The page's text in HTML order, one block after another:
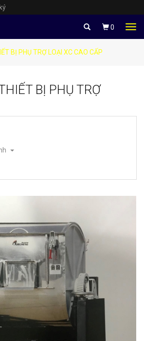
0
BỊ PHỤ TRỢ LOẠI XC CAO CẤP
BỊ PHỤ TRỢ